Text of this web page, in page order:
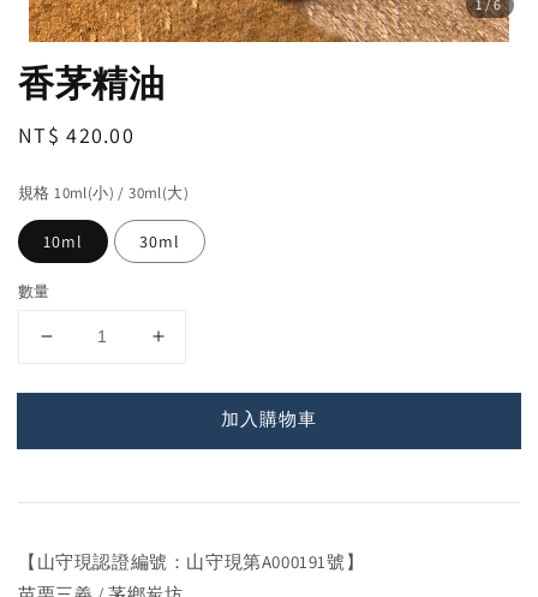
1/6
香茅精油
Regular
NT$ 420.00
規格 10ml(小) / 30ml(大)
10ml 30ml
數量
加入購物車
【山守現認證編號：山守現第A000191號】